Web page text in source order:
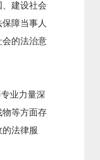
建设社会
障当事人
的法治意
业力量深
等方面存
法律服